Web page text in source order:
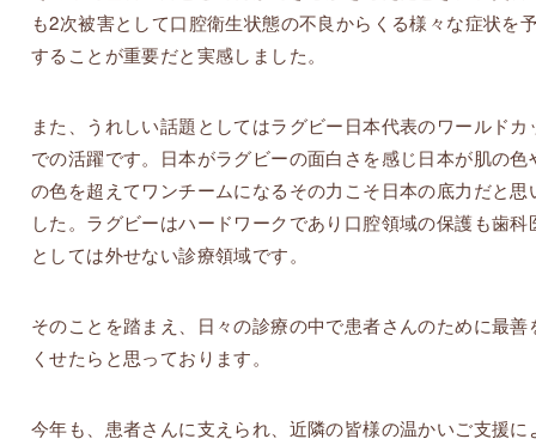
も2次被害として口腔衛生状態の不良からくる様々な症状を
することが重要だと実感しました。
また、うれしい話題としてはラグビー日本代表のワールドカ
での活躍です。日本がラグビーの面白さを感じ日本が肌の色
の色を超えてワンチームになるその力こそ日本の底力だと思
した。ラグビーはハードワークであり口腔領域の保護も歯科
としては外せない診療領域です。
そのことを踏まえ、日々の診療の中で患者さんのために最善
くせたらと思っております。
今年も、患者さんに支えられ、近隣の皆様の温かいご支援に